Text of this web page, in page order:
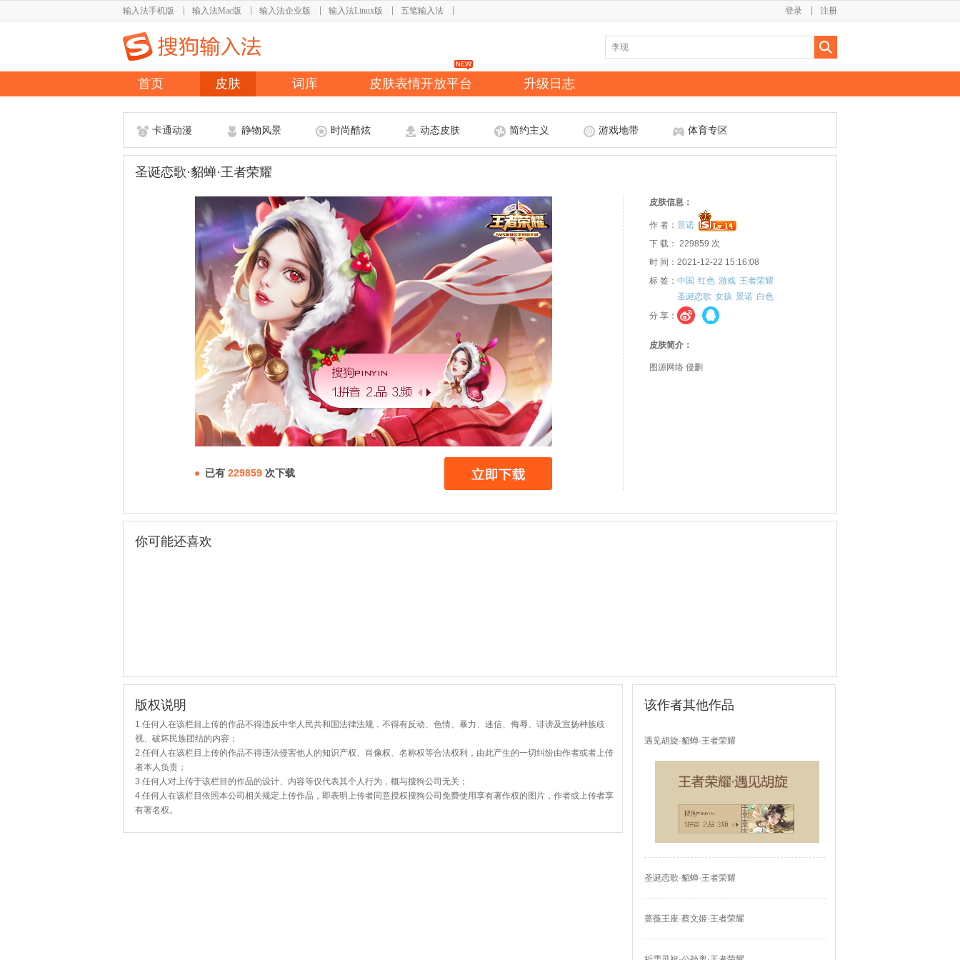
输入法手机版 输入法Mac版 输入法企业版 输入法Linux版 五笔输入法 注册
登录
首页 皮肤 词库 皮肤表情开放平台 升级日志
卡通动漫 静物风景 时尚酷炫 动态皮肤 简约主义 游戏地带 体育专区
圣诞恋歌·貂蝉·王者荣耀
已有 229859 次下载
皮肤信息：
作 者： 景诺
下 载： 229859 次
时 间：2021-12-22 15:16:08
标 签： 中国 红色 游戏 王者荣耀
圣诞恋歌 女孩 景诺 白色
分 享：
皮肤简介：
图源网络 侵删
你可能还喜欢
版权说明
1.任何人在该栏目上传的作品不得违反中华人民共和国法律法规，不得有反动、色情、暴力、迷信、侮辱、诽谤及宣扬种族歧
视、破坏民族团结的内容；
2.任何人在该栏目上传的作品不得违法侵害他人的知识产权、肖像权、名称权等合法权利，由此产生的一切纠纷由作者或者上传
者本人负责；
3.任何人对上传于该栏目的作品的设计、内容等仅代表其个人行为，概与搜狗公司无关；
4.任何人在该栏目依照本公司相关规定上传作品，即表明上传者同意授权搜狗公司免费使用享有著作权的图片，作者或上传者享
有署名权。
该作者其他作品
遇见胡旋·貂蝉·王者荣耀
圣诞恋歌·貂蝉·王者荣耀
蔷薇王座·蔡文姬·王者荣耀